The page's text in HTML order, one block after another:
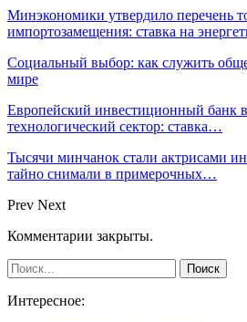
Минэкономики утвердило перечень
импортозамещения: ставка на
Социальный выбор: как служить
мире
Европейский инвестиционный банк
технологический сектор: ставка…
Тысячи минчанок стали актрисами
тайно снимали в примерочных…
Prev Next
Комментарии закрыты.
Интересное: